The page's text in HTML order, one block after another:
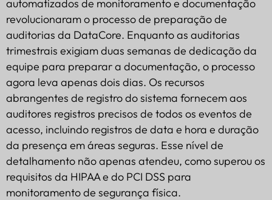
automatizados de monitoramento e documentação
revolucionaram o processo de preparação de
auditorias da DataCore. Enquanto as auditorias
trimestrais exigiam duas semanas de dedicação da
equipe para preparar a documentação, o processo
agora leva apenas dois dias. Os recursos
abrangentes de registro do sistema fornecem aos
auditores registros precisos de todos os eventos de
acesso, incluindo registros de data e hora e duração
da presença em áreas seguras. Esse nível de
detalhamento não apenas atendeu, como superou os
requisitos da HIPAA e do PCI DSS para
monitoramento de segurança física.